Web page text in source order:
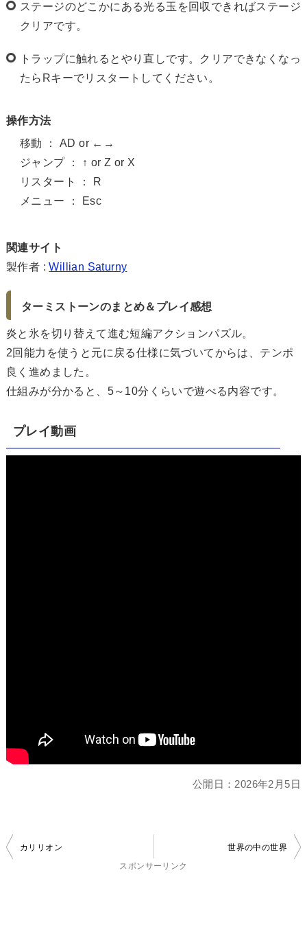
ステージのどこかにある光る玉を回収できればステージ
クリアです。
トラップに触れるとやり直しです。クリアできなくなっ
たらRキーでリスタートしてください。
操作方法
移動 ： AD or ←→
ジャンプ ： ↑ or Z or X
リスタート ： R
メニュー ： Esc
関連サイト
製作者 :Willian Saturny
ターミストーンのまとめ＆プレイ感想
炎と氷を切り替えて進む短編アクションパズル。
2回能力を使うと元に戻る仕様に気づいてからは、テンポ
良く進めました。
仕組みが分かると、5～10分くらいで遊べる内容です。
プレイ動画
公開日： 2026年2月5日
投
カリリオン
世界の中の世界
スポンサーリンク